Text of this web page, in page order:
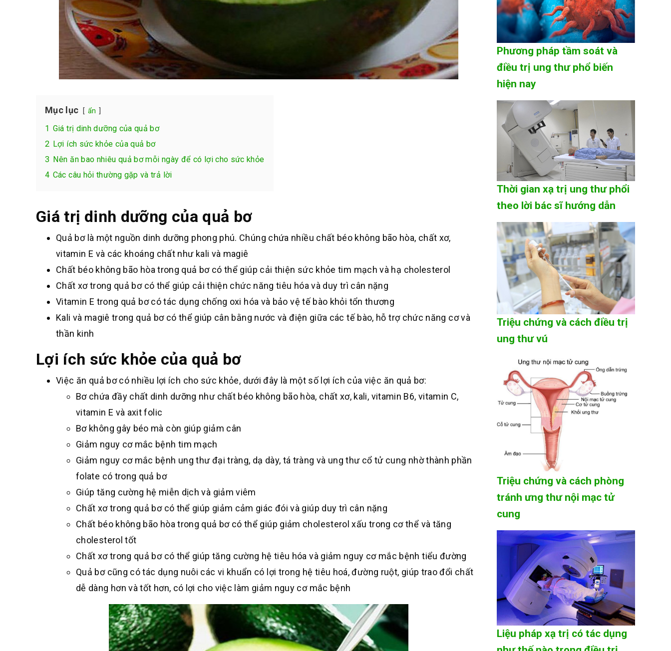
Mục lục ẩn
1 Giá trị dinh dưỡng của quả bơ
2 Lợi ích sức khỏe của quả bơ
3 Nên ăn bao nhiêu quả bơ mỗi ngày để có lợi cho sức khỏe
4 Các câu hỏi thường gặp và trả lời
Giá trị dinh dưỡng của quả bơ
Quả bơ là một nguồn dinh dưỡng phong phú. Chúng chứa nhiều chất béo không bão hòa, chất xơ,
vitamin E và các khoáng chất như kali và magiê
Chất béo không bão hòa trong quả bơ có thể giúp cải thiện sức khỏe tim mạch và hạ cholesterol
Chất xơ trong quả bơ có thể giúp cải thiện chức năng tiêu hóa và duy trì cân nặng
Vitamin E trong quả bơ có tác dụng chống oxi hóa và bảo vệ tế bào khỏi tổn thương
Kali và magiê trong quả bơ có thể giúp cân bằng nước và điện giữa các tế bào, hỗ trợ chức năng cơ và
thần kinh
Lợi ích sức khỏe của quả bơ
Việc ăn quả bơ có nhiều lợi ích cho sức khỏe, dưới đây là một số lợi ích của việc ăn quả bơ:
Bơ chứa đầy chất dinh dưỡng như chất béo không bão hòa, chất xơ, kali, vitamin B6, vitamin C,
vitamin E và axit folic
Bơ không gây béo mà còn giúp giảm cân
Giảm nguy cơ mắc bệnh tim mạch
Giảm nguy cơ mắc bệnh ung thư đại tràng, dạ dày, tá tràng và ung thư cổ tử cung nhờ thành phần
folate có trong quả bơ
Giúp tăng cường hệ miễn dịch và giảm viêm
Chất xơ trong quả bơ có thể giúp giảm cảm giác đói và giúp duy trì cân nặng
Chất béo không bão hòa trong quả bơ có thể giúp giảm cholesterol xấu trong cơ thể và tăng
cholesterol tốt
Chất xơ trong quả bơ có thể giúp tăng cường hệ tiêu hóa và giảm nguy cơ mắc bệnh tiểu đường
Quả bơ cũng có tác dụng nuôi các vi khuẩn có lợi trong hệ tiêu hoá, đường ruột, giúp trao đổi chất
dễ dàng hơn và tốt hơn, có lợi cho việc làm giảm nguy cơ mắc bệnh
Phương pháp tầm soát và
điều trị ung thư phổ biến
hiện nay
Thời gian xạ trị ung thư phổi
theo lời bác sĩ hướng dẫn
Triệu chứng và cách điều trị
ung thư vú
Triệu chứng và cách phòng
tránh ưng thư nội mạc tử
cung
Liệu pháp xạ trị có tác dụng